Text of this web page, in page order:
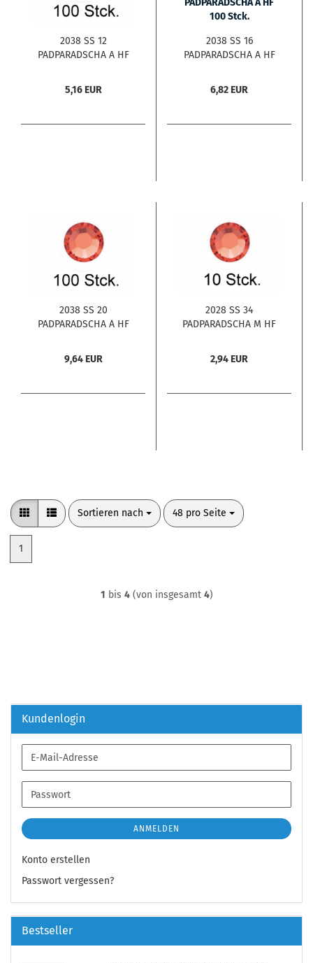
2038 SS 12
PADPARADSCHA A HF
5,16 EUR
2038 SS 16
PADPARADSCHA A HF
6,82 EUR
2038 SS 20
PADPARADSCHA A HF
9,64 EUR
2028 SS 34
PADPARADSCHA M HF
2,94 EUR
Sortieren nach
Sortieren nach 48 pro Seite
pro Seite
1
1 bis 4(von insgesamt 4)
Kundenlogin
E-
Mail-
Adresse
Passwort
ANMELDEN
Konto erstellen
Passwort vergessen?
Bestseller